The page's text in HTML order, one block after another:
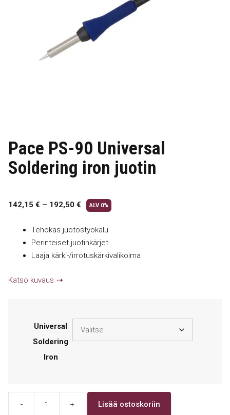
Pace PS-90 Universal
Soldering iron juotin
142,15 € – 192,50 € ALV 0%
Tehokas juotostyökalu
Perinteiset juotinkärjet
Laaja kärki-/irrotuskärkivalikoima
Katso kuvaus
Universal
Soldering
Iron
-
Pace
+ Lisää ostoskoriin